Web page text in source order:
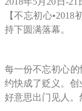
【不忘初心•2018
持下圆满落幕。
每一份不忘初心
约快成了贬义。
好意思出门见人。